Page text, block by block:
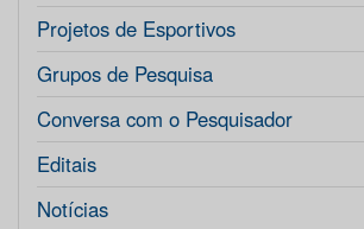
Projetos de Esportivos
Grupos de Pesquisa
Conversa com o Pesquisador
Editais
Notícias